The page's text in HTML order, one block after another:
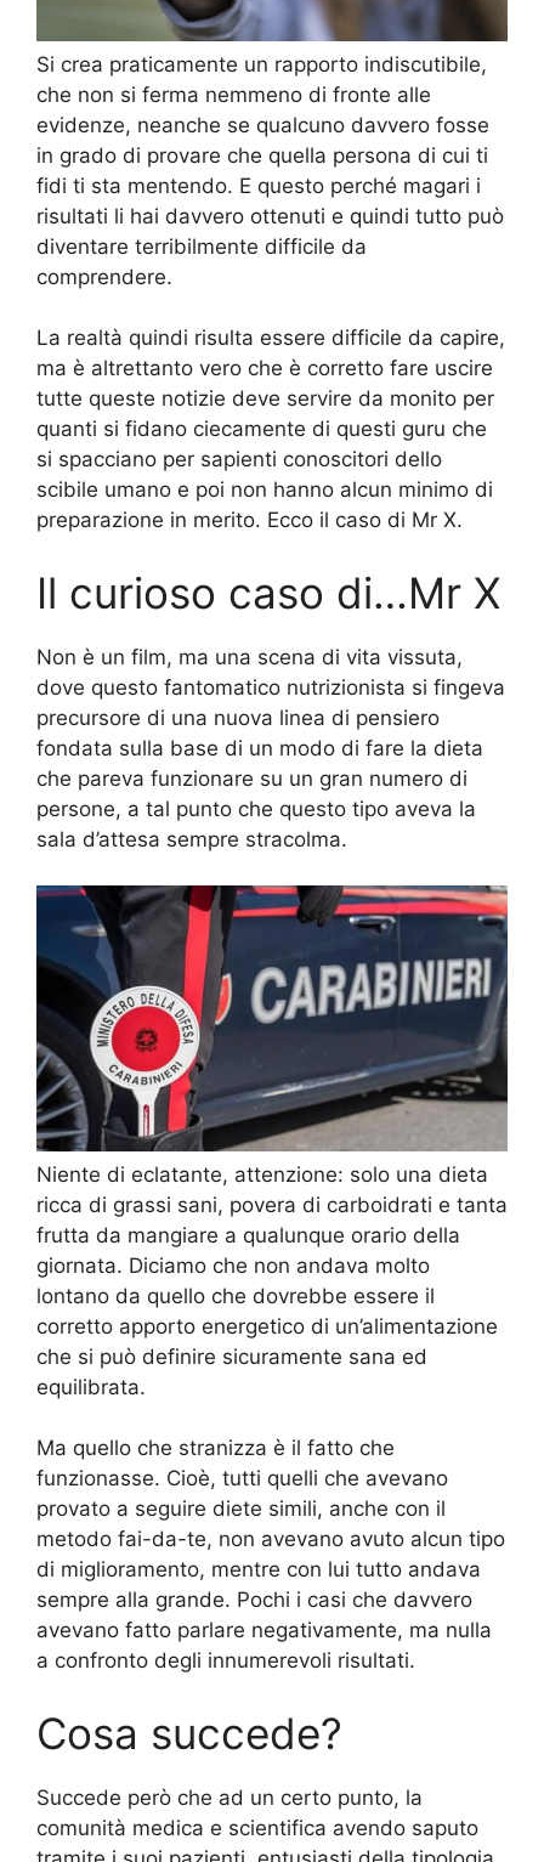
Si crea praticamente un rapporto indiscutibile,
che non si ferma nemmeno di fronte alle
evidenze, neanche se qualcuno davvero fosse
in grado di provare che quella persona di cui ti
fidi ti sta mentendo. E questo perché magari i
risultati li hai davvero ottenuti e quindi tutto può
diventare terribilmente difficile da
comprendere.
La realtà quindi risulta essere difficile da capire,
ma è altrettanto vero che è corretto fare uscire
tutte queste notizie deve servire da monito per
quanti si fidano ciecamente di questi guru che
si spacciano per sapienti conoscitori dello
scibile umano e poi non hanno alcun minimo di
preparazione in merito. Ecco il caso di Mr X.
Il curioso caso di…Mr X
Non è un film, ma una scena di vita vissuta,
dove questo fantomatico nutrizionista si fingeva
precursore di una nuova linea di pensiero
fondata sulla base di un modo di fare la dieta
che pareva funzionare su un gran numero di
persone, a tal punto che questo tipo aveva la
sala d’attesa sempre stracolma.
Niente di eclatante, attenzione: solo una dieta
ricca di grassi sani, povera di carboidrati e tanta
frutta da mangiare a qualunque orario della
giornata. Diciamo che non andava molto
lontano da quello che dovrebbe essere il
corretto apporto energetico di un’alimentazione
che si può definire sicuramente sana ed
equilibrata.
Ma quello che stranizza è il fatto che
funzionasse. Cioè, tutti quelli che avevano
provato a seguire diete simili, anche con il
metodo fai-da-te, non avevano avuto alcun tipo
di miglioramento, mentre con lui tutto andava
sempre alla grande. Pochi i casi che davvero
avevano fatto parlare negativamente, ma nulla
a confronto degli innumerevoli risultati.
Cosa succede?
Succede però che ad un certo punto, la
comunità medica e scientifica avendo saputo